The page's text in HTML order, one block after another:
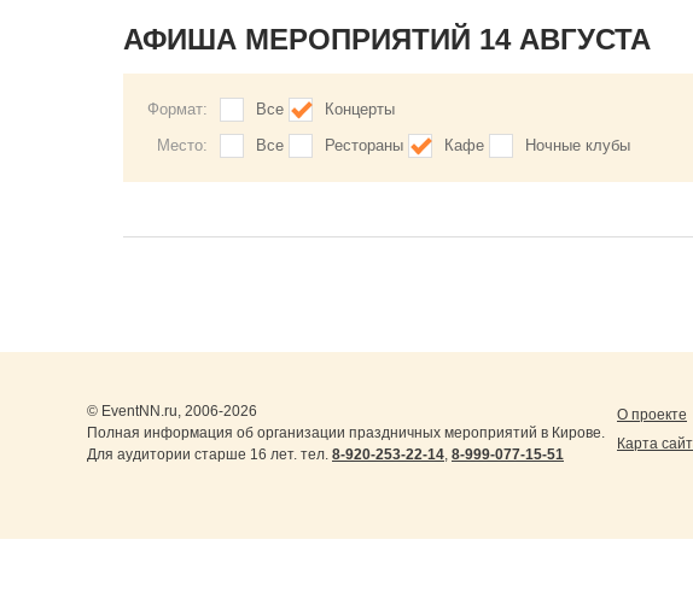
АФИША МЕРОПРИЯТИЙ 14 АВГУСТА
Формат: Все
Концерты
Место:
Все Рестораны Кафе Ночные клубы
© EventNN.ru, 2006-2026
Полная информация об организации праздничных мероприятий в Кирове.
Для аудитории старше 16 лет. тел. 8-920-253-22-14, 8-999-077-15-51
О проекте
Карта